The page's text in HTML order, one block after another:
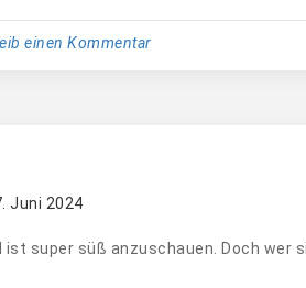
einen Kommentar
Juni 2024
ist super süß anzuschauen. Doch wer